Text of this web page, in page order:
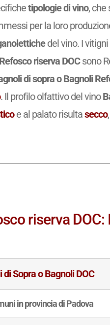
tipologie di vino, che
per la loro
del vino. I
riserva DOCsono
di sopra o Bagnoli
. Il profilo olfattivo del vino
e al palato risultasecco
riserva DOC:
di Sopra o Bagnoli DOC
in provincia di Padova